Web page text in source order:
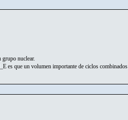
nuclear.
es que un volumen importante de ciclos